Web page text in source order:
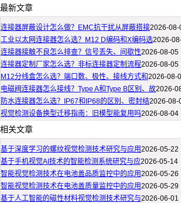
最新文章
连接器屏蔽设计怎么做？EMC抗干扰从屏蔽搭接2026-08-
工业以太网连接器怎么选？M12 D编码和X编码选2026-
连接器接触不良怎么排查？信号丢失、间歇性2026-08-05
连接器定制厂家怎么选？非标连接器定制流程2026-08-05
M12分线盒怎么选？端口数、极性、接线方式和2026-08-
电磁阀连接器怎么接线？Type A和Type B区别、故2026-
防水连接器怎么选？IP67和IP68的区别、密封结2026-08-
视觉检测设备换型迁移指南：旧模型能复用吗2026-08-04
相关文章
基于深度学习的螺纹视觉检测技术研究与应用2026-05-22
基于手机视觉AI技术的智能检测系统研究与应2026-05-14
智能视觉检测技术在电池盖品质监控中的应用2026-05-26
智能视觉检测技术在电池盖质量监控中的应用2026-05-29
基于人工智能的磁性材料视觉检测技术研究与2026-06-01